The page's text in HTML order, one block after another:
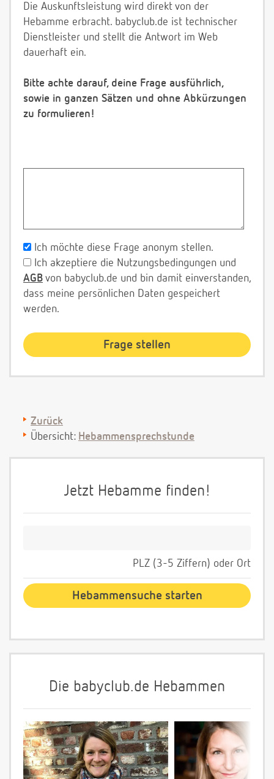
Die Auskunftsleistung wird direkt von der
Hebamme erbracht. babyclub.de ist technischer
Dienstleister und stellt die Antwort im Web
dauerhaft ein.
Bitte achte darauf, deine Frage ausführlich,
sowie in ganzen Sätzen und ohne Abkürzungen
zu formulieren!
Ich möchte diese Frage anonym stellen.
Ich akzeptiere die Nutzungsbedingungen und
AGB von babyclub.de und bin damit einverstanden,
dass meine persönlichen Daten gespeichert
werden.
Zurück
Übersicht: Hebammensprechstunde
Jetzt Hebamme finden!
PLZ (3-5 Ziffern) oder Ort
Die babyclub.de Hebammen